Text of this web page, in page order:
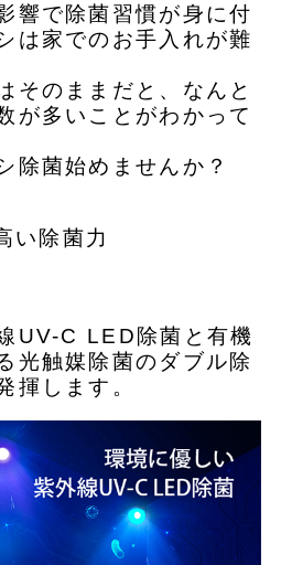
響で除菌習慣が身に付
は家でのお手入れが難
そのままだと、なんと
が多いことがわかって
除菌始めませんか？
い除菌力
UV-C LED除菌と有機
光触媒除菌のダブル除
揮します。